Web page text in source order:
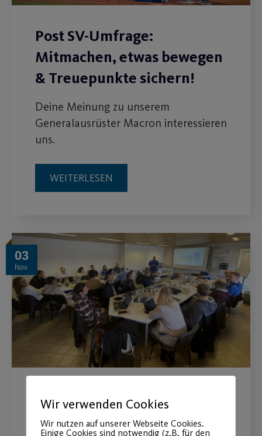
Post SV-Umfrage:
Mitmachen, etwas bewegen
& Treuepunkte sichern!
Deine Meinung zu unserem
Generalausrüster Macron interessieren
uns.
WEITERLESEN
03
Nov.
Abschlusstreffen EU
Erasmus+ Sport Projekt
Wir verwenden Cookies
Wir nutzen auf unserer Webseite Cookies.
Einige Cookies sind notwendig (z.B. für den